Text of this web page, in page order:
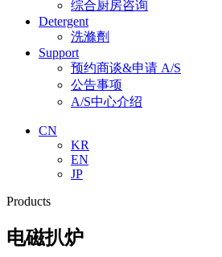
综合厨房咨询
Detergent
洗滌劑
Support
预约商谈&申请 A/S
公告事项
A/S中心介绍
CN
KR
EN
JP
Products
电磁扒炉